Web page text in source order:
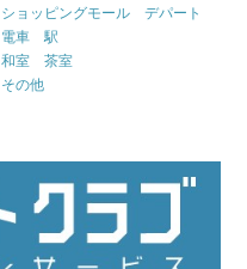
ショッピングモール デパート
電車 駅
和室 茶室
その他